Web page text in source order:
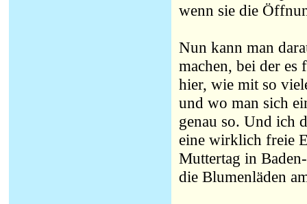
wenn sie die
Nun kann man
machen, bei der
hier, wie mit so
und wo man sich
genau so. Und ich
eine wirklich freie
Muttertag in
die Blumenläden